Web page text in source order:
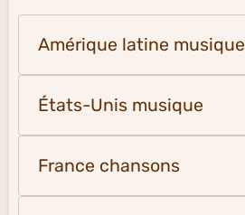
Amérique latine musique
États-Unis musique
France chansons